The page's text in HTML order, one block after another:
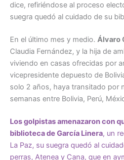
dice, refiriéndose al proceso
suegra quedó al cuidado de su
En el último mes y medio. Álvaro
Claudia Fernández, y la hija de
viviendo en casas ofrecidas por
vicepresidente depuesto de
solo 2 años, haya transitado por
semanas entre Bolivia, Perú,
Los golpistas amenazaron con
biblioteca de García Linera, un
La Paz, su suegra quedó al
perras, Atenea y Cana, que en